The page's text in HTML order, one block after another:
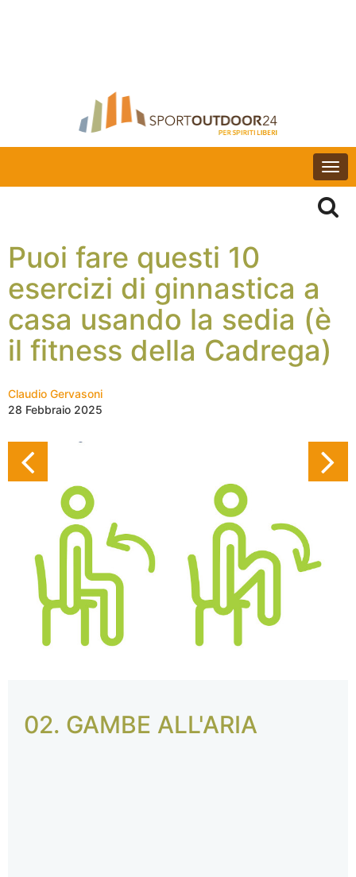
Puoi fare questi 10
esercizi di ginnastica a
casa usando la sedia (è
il fitness della Cadrega)
Claudio Gervasoni
28 Febbraio 2025
02. GAMBE ALL'ARIA